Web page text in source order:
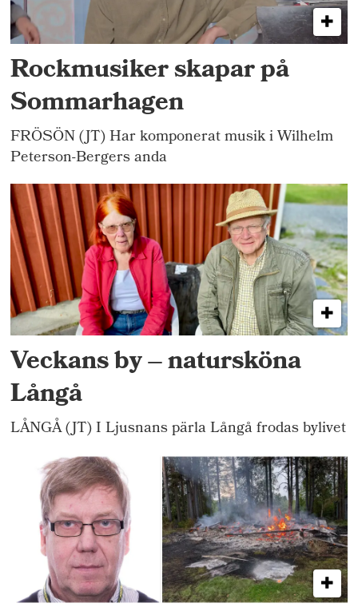
Rockmusiker skapar på
Sommarhagen
FRÖSÖN (JT) Har komponerat musik i Wilhelm
Peterson-Bergers anda
Veckans by – natursköna
Långå
LÅNGÅ (JT) I Ljusnans pärla Långå frodas bylivet